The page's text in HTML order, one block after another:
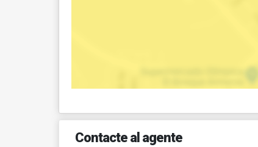
Contacte al agente